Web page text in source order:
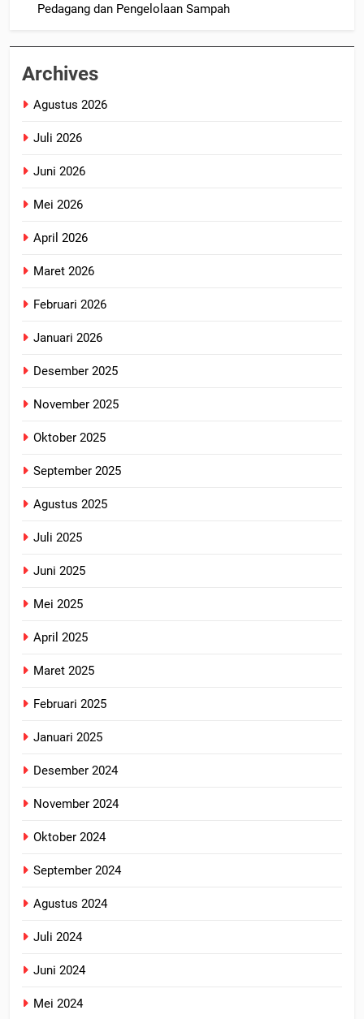
Pedagang dan Pengelolaan Sampah
Archives
Agustus 2026
Juli 2026
Juni 2026
Mei 2026
April 2026
Maret 2026
Februari 2026
Januari 2026
Desember 2025
November 2025
Oktober 2025
September 2025
Agustus 2025
Juli 2025
Juni 2025
Mei 2025
April 2025
Maret 2025
Februari 2025
Januari 2025
Desember 2024
November 2024
Oktober 2024
September 2024
Agustus 2024
Juli 2024
Juni 2024
Mei 2024